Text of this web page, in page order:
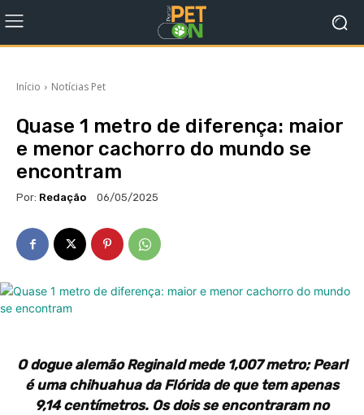
Início Notícias Pet
Quase 1 metro de diferença: maior
e menor cachorro do mundo se
encontram
Por: Redação 06/05/2025
O dogue alemão Reginald mede 1,007 metro; Pearl
é uma chihuahua da Flórida de que tem apenas
9,14 centímetros. Os dois se encontraram no